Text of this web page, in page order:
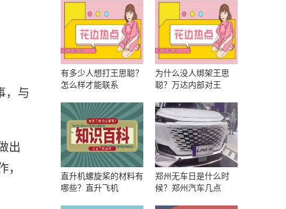
，与
出
，
有多少人想打王思聪？
怎么样才能联系
为什么没人绑架王思
聪？万达内部对王
直升机螺旋桨的材料有
哪些？直升飞机
郑州无车日是什么时
候？郑州汽车几点